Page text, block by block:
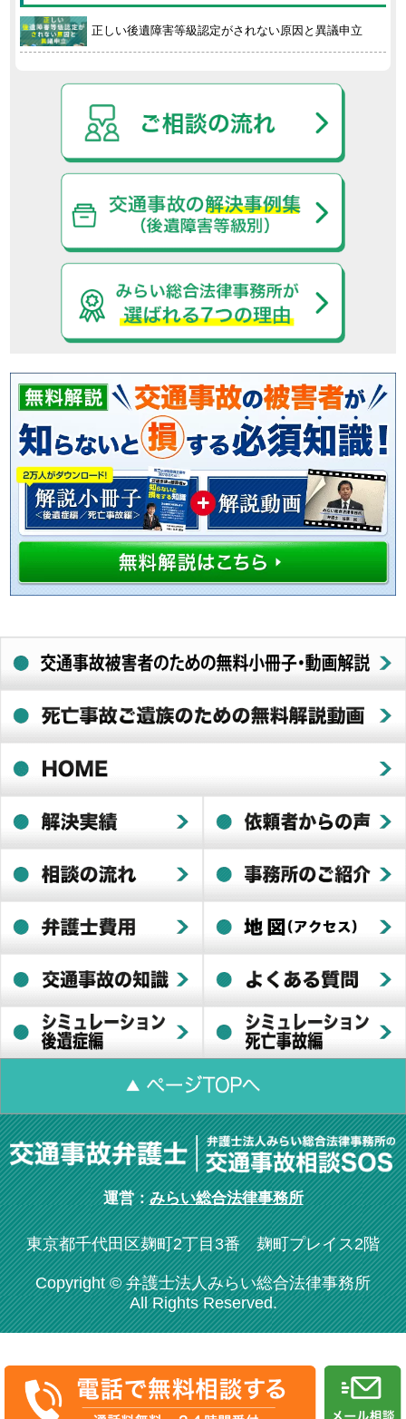
正しい後遺障害等級認定がされない原因と異議申立
運営：みらい総合法律事務所
東京都千代田区麹町2丁目3番 麹町プレイス2階
Copyright © 弁護士法人みらい総合法律事務所
All Rights Reserved.